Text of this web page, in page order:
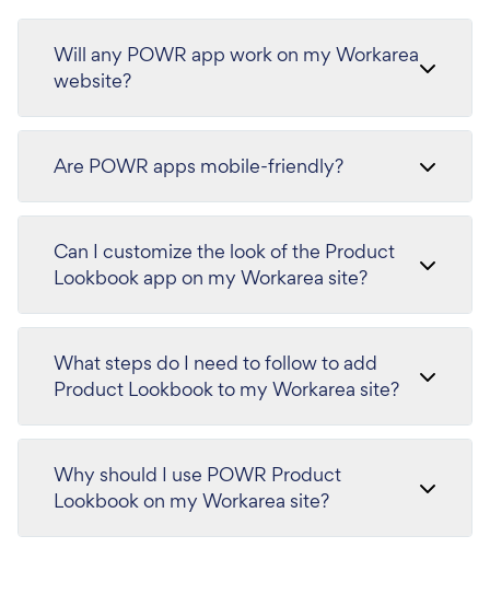
Will any POWR app work on my Workarea
website?
Are POWR apps mobile-friendly?
Can I customize the look of the Product
Lookbook app on my Workarea site?
What steps do I need to follow to add
Product Lookbook to my Workarea site?
Why should I use POWR Product
Lookbook on my Workarea site?